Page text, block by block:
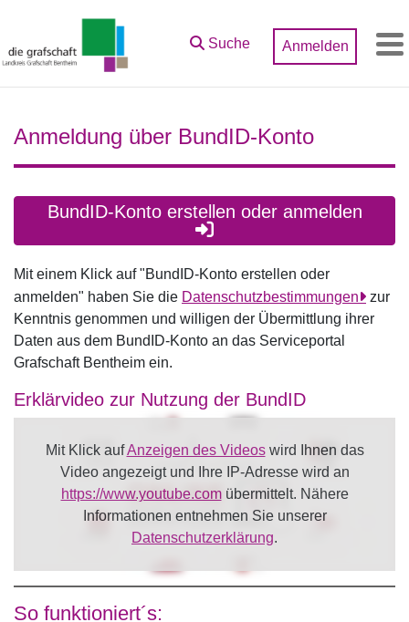
Zum Hauptinhalt springen
Suche
Anmelden
Anmeldung über BundID-Konto
BundID-Konto erstellen oder anmelden
Mit einem Klick auf "BundID-Konto erstellen oder
anmelden" haben Sie die Datenschutzbestimmungen
zur
Kenntnis genommen und willigen der Übermittlung ihrer
Daten aus dem BundID-Konto an das Serviceportal
Grafschaft Bentheim ein.
Erklärvideo zur Nutzung der BundID
Mit Klick aufAnzeigen des Videoswird Ihnen das
Video angezeigt und Ihre IP-Adresse wird an
https://www.youtube.comübermittelt. Nähere
Informationen entnehmen Sie unserer
Datenschutzerklärung.
So funktioniert´s: